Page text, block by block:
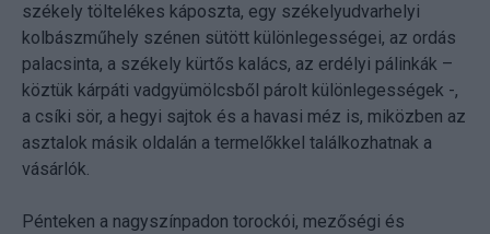
székely töltelékes káposzta, egy székelyudvarhelyi
kolbászműhely szénen sütött különlegességei, az ordás
palacsinta, a székely kürtős kalács, az erdélyi pálinkák –
köztük kárpáti vadgyümölcsből párolt különlegességek -,
a csíki sör, a hegyi sajtok és a havasi méz is, miközben az
asztalok másik oldalán a termelőkkel találkozhatnak a
vásárlók.
Pénteken a nagyszínpadon torockói, mezőségi és